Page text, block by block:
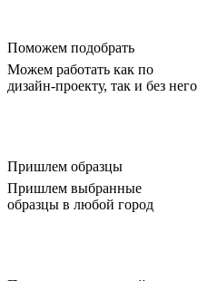
Поможем подобрать
Можем работать как по
дизайн-проекту, так и без него
Пришлем образцы
Пришлем выбранные
образцы в любой город